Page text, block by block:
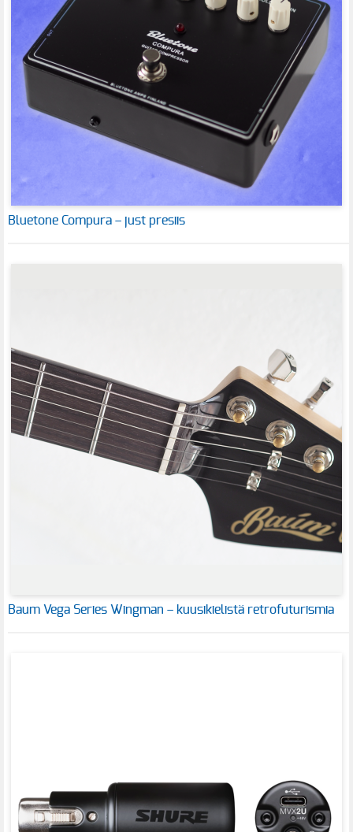
Bluetone Compura – just presiis
Baum Vega Series Wingman – kuusikielistä retrofuturismia